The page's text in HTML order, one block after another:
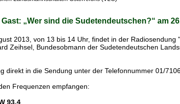
„Wer sind die Sudetendeutschen?“ am
2013, von 13 bis 14 Uhr, findet in der
Zeihsel, Bundesobmann der Sudetendeutschen
direkt in die Sendung unter der Telefonnummer 01/
Frequenzen empfangen:
93,4